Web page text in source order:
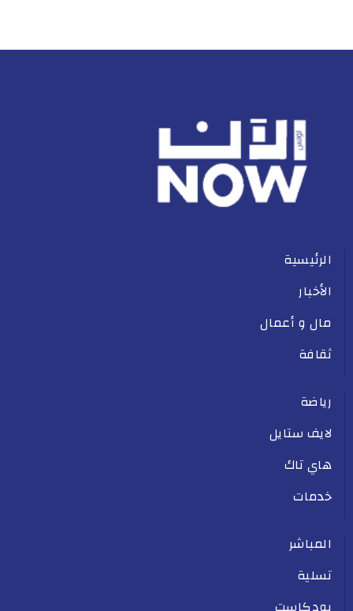
الرئيسية
الأخبار
مال و أعمال
ثقافة
رياضة
لايف ستايل
هاي تاك
خدمات
المباشر
تسلية